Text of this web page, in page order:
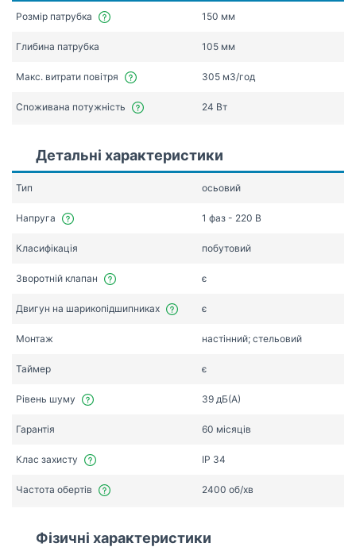
Розмір патрубка 150 мм
Глибина патрубка 105 мм
Макс. витрати повітря 305 мЗ/год
Споживана потужність 24 Вт
Детальні характеристики
Тип осьовий
Напруга 1 фаз - 220 В
Класифікація побутовий
Зворотній клапан є
Двигун на шарикопідшипниках є
Монтаж настінний; стельовий
Таймер є
Рівень шуму 39 дБ(А)
Гарантія 60 місяців
Клас захисту IP 34
Частота обертів 2400 об/хв
Фізичні характеристики